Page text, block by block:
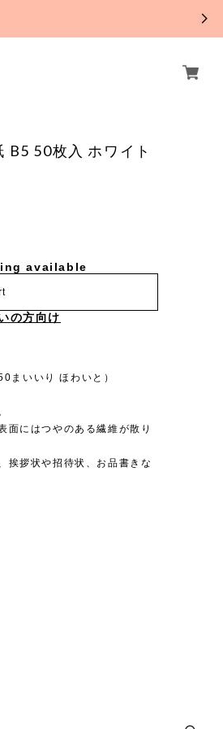
B5 50枚入 ホワイト
available
の方向け
まいいり ほわいと）
面にはつやのある繊維が散り
挨拶状や招待状、お品書きな